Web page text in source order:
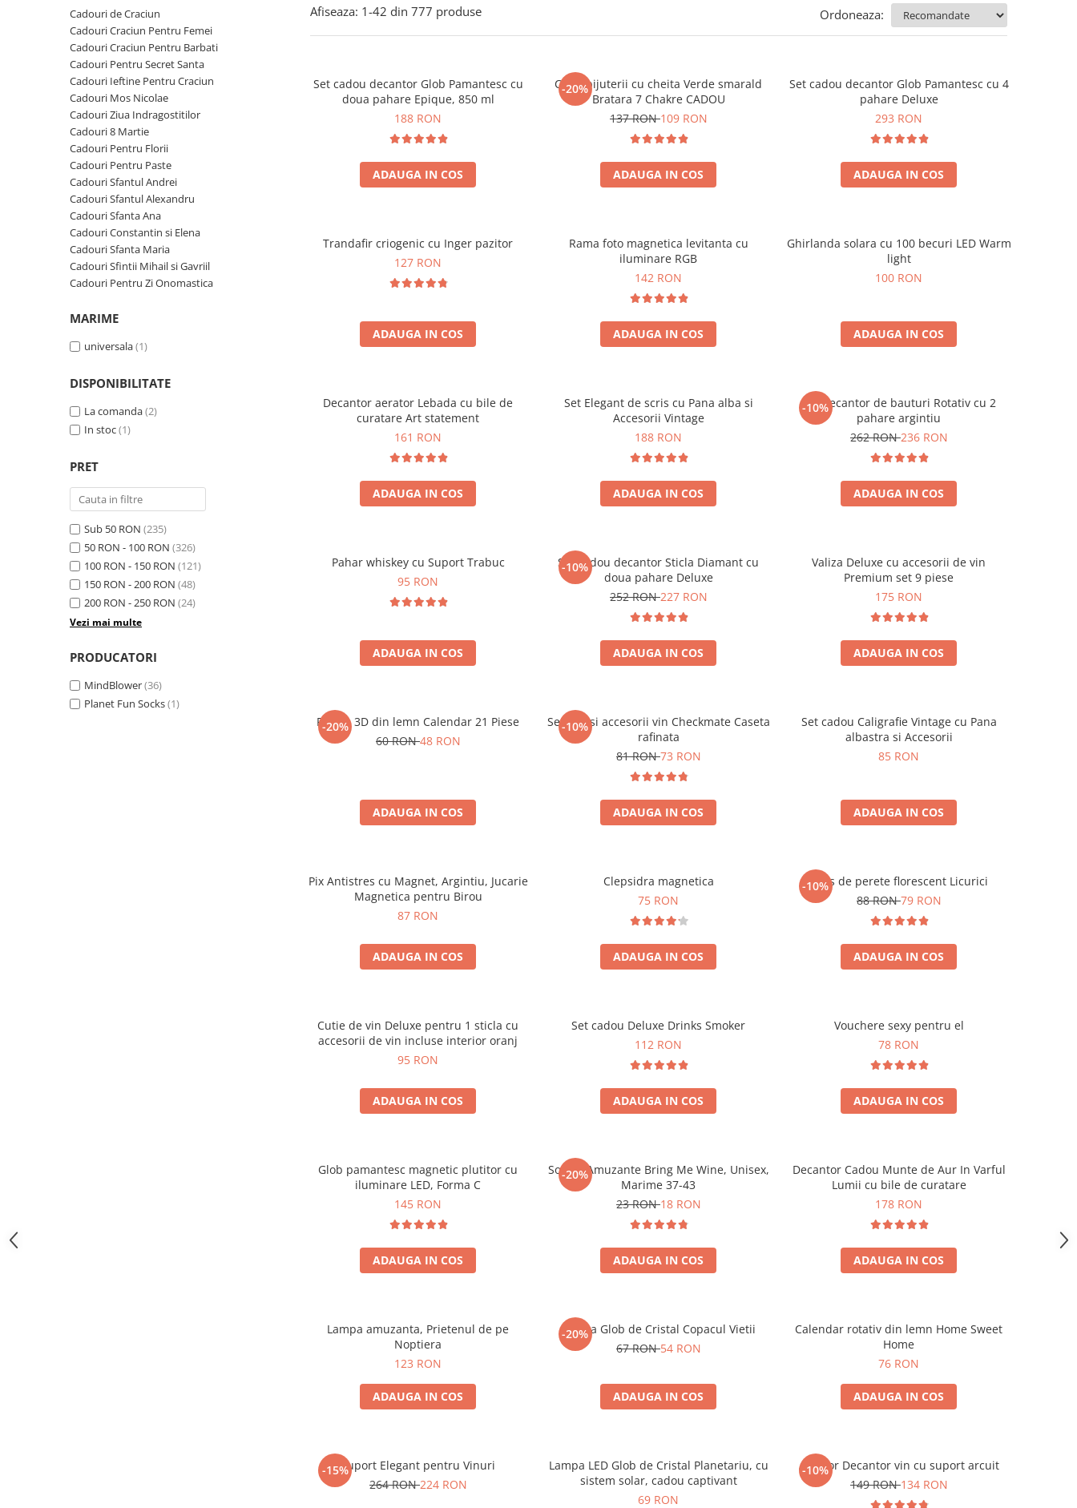
Cadouri Fete
Pentru Copilul din tine
Cadouri Haioase
Cadouri de Casa Noua
Cadouri Majorat
Cadouri pentru Nasi
Cadouri pentru Bunici
Cadouri pentru Prieteni
Cadouri pentru Sefi
Cel ce are tot
Cadouri Nunta si Cununie civila
Cani si Termosuri
Jocuri si Puzzle
Produse pentru Calatorie
Seturi de caligrafie
Cadouri Sfantul Alexandru
Cadouri Sfanta Ana
Cadouri Constantin si Elena
Cadouri Sfanta Maria
Cadouri Sfintii Mihail si Gavriil
Cadouri de Craciun
Cadouri Craciun Pentru Femei
Cadouri Craciun Pentru Barbati
Cadouri Pentru Secret Santa
Cadouri Ieftine Pentru Craciun
Cadouri Mos Nicolae
Cadouri Ziua Indragostitilor
Cadouri 8 Martie
Cadouri Pentru Florii
Cadouri Pentru Paste
Cadouri Sfantul Andrei
Cadouri Sfantul Alexandru
Cadouri Sfanta Ana
Cadouri Constantin si Elena
Cadouri Sfanta Maria
Cadouri Sfintii Mihail si Gavriil
Cadouri Pentru Zi Onomastica
MARIME
universala(1)
DISPONIBILITATE
La comanda(2)
In stoc(1)
PRET
Sub 50 RON (235)
50 RON - 100 RON (326)
100 RON - 150 RON (121)
150 RON - 200 RON (48)
200 RON - 250 RON (24)
Vezi mai multe
PRODUCATORI
MindBlower(36)
Planet Fun Socks(1)
Afiseaza: 1-42 din 777 produse Ordoneaza:
Set cadou decantor Glob Pamantesc cu
doua pahare Epique, 850 ml
188 RON
ADAUGA IN COS
-20%
Cutie bijuterii cu cheita Verde smarald
Bratara 7 Chakre CADOU
137 RON109 RON
ADAUGA IN COS
Set cadou decantor Glob Pamantesc cu 4
pahare Deluxe
293 RON
ADAUGA IN COS
Trandafir criogenic cu Inger pazitor
127 RON
ADAUGA IN COS
Rama foto magnetica levitanta cu
iluminare RGB
142 RON
ADAUGA IN COS
Ghirlanda solara cu 100 becuri LED Warm
light
100 RON
ADAUGA IN COS
Decantor aerator Lebada cu bile de
curatare Art statement
161 RON
ADAUGA IN COS
Set Elegant de scris cu Pana alba si
Accesorii Vintage
188 RON
ADAUGA IN COS
-10%
Set Decantor de bauturi Rotativ cu 2
pahare argintiu
262 RON236 RON
ADAUGA IN COS
Pahar whiskey cu Suport Trabuc
95 RON
ADAUGA IN COS
-10%
Set cadou decantor Sticla Diamant cu
doua pahare Deluxe
252 RON227 RON
ADAUGA IN COS
Valiza Deluxe cu accesorii de vin
Premium set 9 piese
175 RON
ADAUGA IN COS
-20%
Puzzle 3D din lemn Calendar 21 Piese
60 RON48 RON
ADAUGA IN COS
-10%
Set sah si accesorii vin Checkmate Caseta
rafinata
81 RON73 RON
ADAUGA IN COS
Set cadou Caligrafie Vintage cu Pana
albastra si Accesorii
85 RON
ADAUGA IN COS
Pix Antistres cu Magnet, Argintiu, Jucarie
Magnetica pentru Birou
87 RON
ADAUGA IN COS
Clepsidra magnetica
75 RON
ADAUGA IN COS
-10%
Ceas de perete florescent Licurici
88 RON79 RON
ADAUGA IN COS
Cutie de vin Deluxe pentru 1 sticla cu
accesorii de vin incluse interior oranj
95 RON
ADAUGA IN COS
Set cadou Deluxe Drinks Smoker
112 RON
ADAUGA IN COS
Vouchere sexy pentru el
78 RON
ADAUGA IN COS
Glob pamantesc magnetic plutitor cu
iluminare LED, Forma C
145 RON
ADAUGA IN COS
-20%
Sosete Amuzante Bring Me Wine, Unisex,
Marime 37-43
23 RON18 RON
ADAUGA IN COS
Decantor Cadou Munte de Aur In Varful
Lumii cu bile de curatare
178 RON
ADAUGA IN COS
Lampa amuzanta, Prietenul de pe
Noptiera
123 RON
ADAUGA IN COS
-20%
Lampa Glob de Cristal Copacul Vietii
67 RON54 RON
ADAUGA IN COS
Calendar rotativ din lemn Home Sweet
Home
76 RON
ADAUGA IN COS
-15%Suport Elegant pentru Vinuri
264 RON224 RON
Lampa LED Glob de Cristal Planetariu, cu
sistem solar, cadou captivant
69 RON
-10%
Aerator Decantor vin cu suport arcuit
149 RON134 RON